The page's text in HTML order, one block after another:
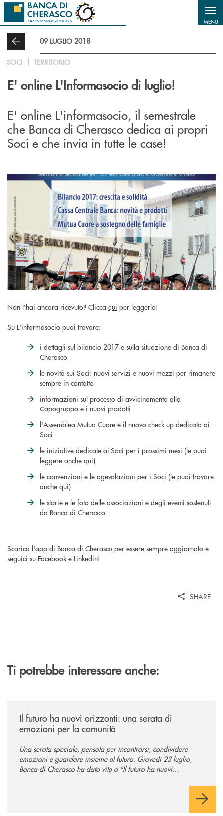
Salta al contenuto principale
MENU
09 LUGLIO 2018
SOCI TERRITORIO
E' online L'Informasocio di luglio!
E' online L'informasocio, il semestrale
che Banca di Cherasco dedica ai propri
Soci e che invia in tutte le case!
Non l'hai ancora ricevuto? Clicca qui per leggerlo!
Su L'informasocio puoi trovare:
i dettagli sul bilancio 2017 e sulla situazione di Banca di
Cherasco
le novità sui Soci: nuovi servizi e nuovi mezzi per rimanere
sempre in contatto
informazioni sul processo di avvicinamento alla
Capogruppo e i nuovi prodotti
l'Assemblea Mutua Cuore e il nuovo check up dedicato ai
Soci
le iniziative dedicate ai Soci per i prossimi mesi (le puoi
leggere anche qui)
le convenzioni e le agevolazioni per i Soci (le puoi trovare
anche qui)
le storie e le foto delle associazioni e degli eventi sostenuti
da Banca di Cherasco
Scarica l'app di Banca di Cherasco per essere sempre aggiornato e
seguici su Facebook e Linkedin!
SHARE
Ti potrebbe interessare anche:
Il futuro ha nuovi orizzonti: una serata di
emozioni per la comunità
Una serata speciale, pensata per incontrarsi, condividere
emozioni e guardare insieme al futuro. Giovedì 23 luglio,
Banca di Cherasco ha dato vita a "Il futuro ha nuovi